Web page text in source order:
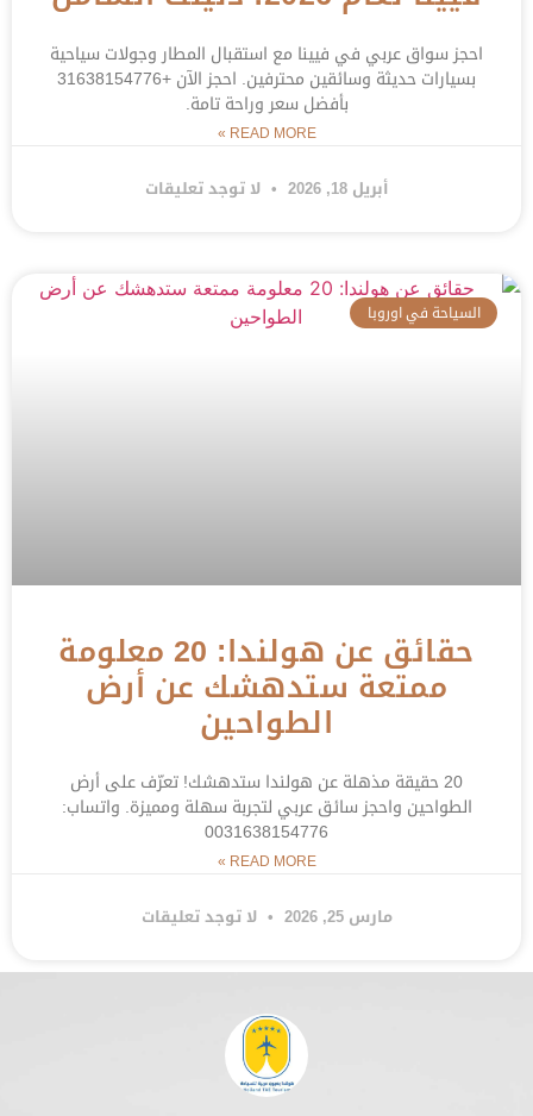
احجز سواق عربي في فيينا مع استقبال المطار وجولات سياحية
بسيارات حديثة وسائقين محترفين. احجز الآن +31638154776
بأفضل سعر وراحة تامة.
READ MORE »
أبريل 18, 2026 لا توجد تعليقات
السياحة في اوروبا
حقائق عن هولندا: 20 معلومة
ممتعة ستدهشك عن أرض
الطواحين
20 حقيقة مذهلة عن هولندا ستدهشك! تعرّف على أرض
الطواحين واحجز سائق عربي لتجربة سهلة ومميزة. واتساب:
0031638154776
READ MORE »
مارس 25, 2026 لا توجد تعليقات